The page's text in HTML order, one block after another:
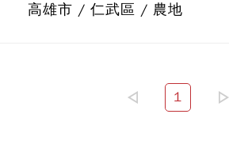
高雄市 / 仁武區 / 農地
1